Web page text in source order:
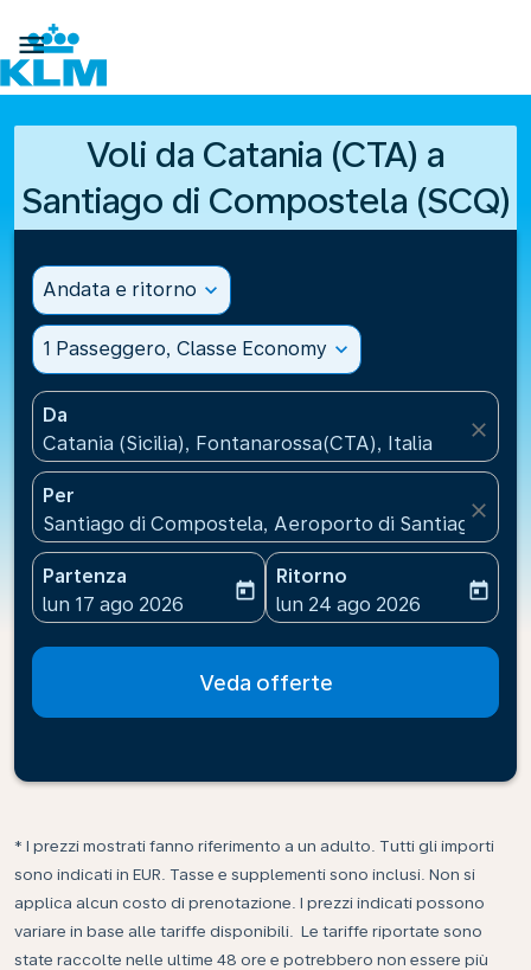

Voli da Catania (CTA) a
Santiago di Compostela (SCQ)
Andata e ritorno expand_more
1 Passeggero, Classe Economy expand_more
Da
Catania (Sicilia), Fontanarossa(CTA), Italia
close
Per
Santiago di Compostela, Aeroporto di Santiago di
close
Partenza
fc-booking-departure-date-aria-label
lun 17 ago 2026
today
Ritorno
fc-booking-return-date-
lun 24 ago 2026
today
Veda offerte
* I prezzi mostrati fanno riferimento a un adulto. Tutti gli importi
sono indicati in EUR. Tasse e supplementi sono inclusi. Non si
applica alcun costo di prenotazione. I prezzi indicati possono
variare in base alle tariffe disponibili. Le tariffe riportate sono
state raccolte nelle ultime 48 ore e potrebbero non essere più